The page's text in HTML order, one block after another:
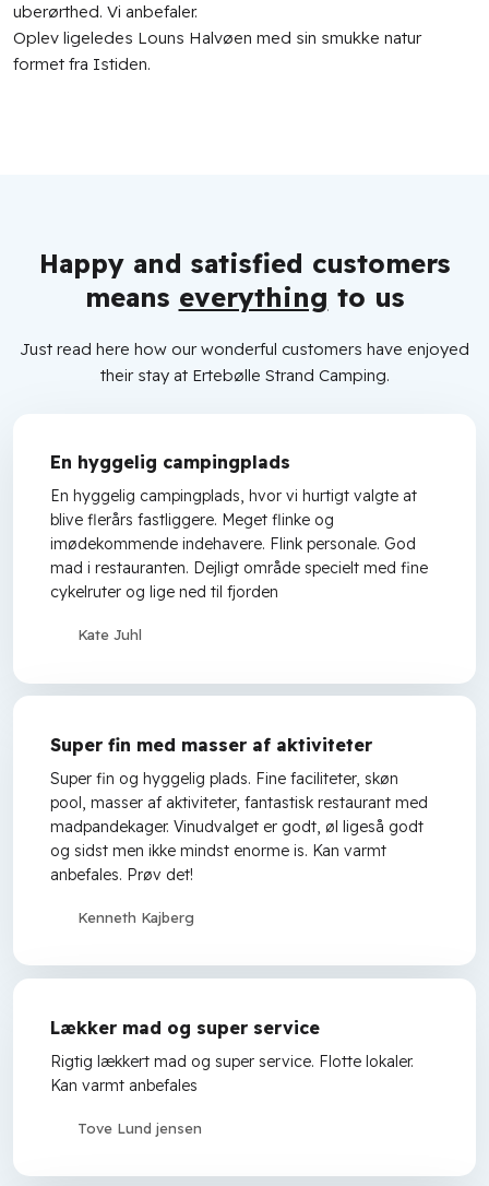
uberørthed. Vi anbefaler.
Oplev ligeledes Louns Halvøen med sin smukke natur
formet fra Istiden.
Happy and satisfied customers
means everything to us
Just read here how our wonderful customers have enjoyed
their stay at Ertebølle Strand Camping.
En hyggelig campingplads
En hyggelig campingplads, hvor vi hurtigt valgte at
blive flerårs fastliggere. Meget flinke og
imødekommende indehavere. Flink personale. God
mad i restauranten. Dejligt område specielt med fine
cykelruter og lige ned til fjorden
Kate Juhl
Super fin med masser af aktiviteter
Super fin og hyggelig plads. Fine faciliteter, skøn
pool, masser af aktiviteter, fantastisk restaurant med
madpandekager. Vinudvalget er godt, øl ligeså godt
og sidst men ikke mindst enorme is. Kan varmt
anbefales. Prøv det!
Kenneth Kajberg
Lækker mad og super service
Rigtig lækkert mad og super service. Flotte lokaler.
Kan varmt anbefales
Tove Lund jensen